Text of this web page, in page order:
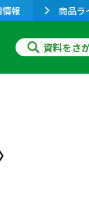
報 商品ラ
資料をさ